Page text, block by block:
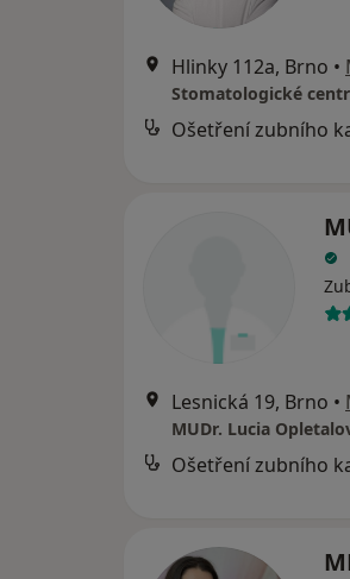
Hlinky 112a, Brno •
Stomatologické
Ošetření zubního
Lesnická 19, Brno •
MUDr. Lucia
Ošetření zubního